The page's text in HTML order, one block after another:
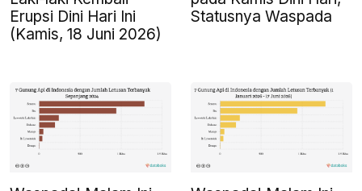
Erupsi Dini Hari Ini
(Kamis, 18 Juni 2026)
Statusnya Waspada